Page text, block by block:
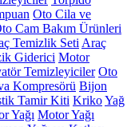
Oto Cila ve
Cam Bakım Ürünleri
Temizlik Seti Araç
Giderici Motor
Temizleyiciler Oto
Kompresörü Bijon
Tamir Kiti KrikoYağ
Yağı Motor Yağı